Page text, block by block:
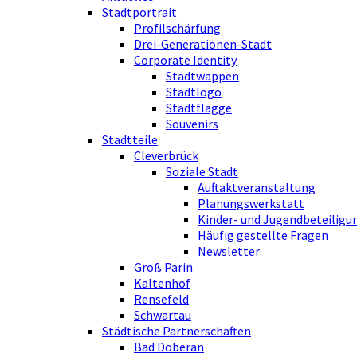
Stadtportrait
Profilschärfung
Drei-Generationen-Stadt
Corporate Identity
Stadtwappen
Stadtlogo
Stadtflagge
Souvenirs
Stadtteile
Cleverbrück
Soziale Stadt
Auftaktveranstaltung
Planungswerkstatt
Kinder- und
Häufig gestellte Fragen
Newsletter
Groß Parin
Kaltenhof
Rensefeld
Schwartau
Städtische Partnerschaften
Bad Doberan